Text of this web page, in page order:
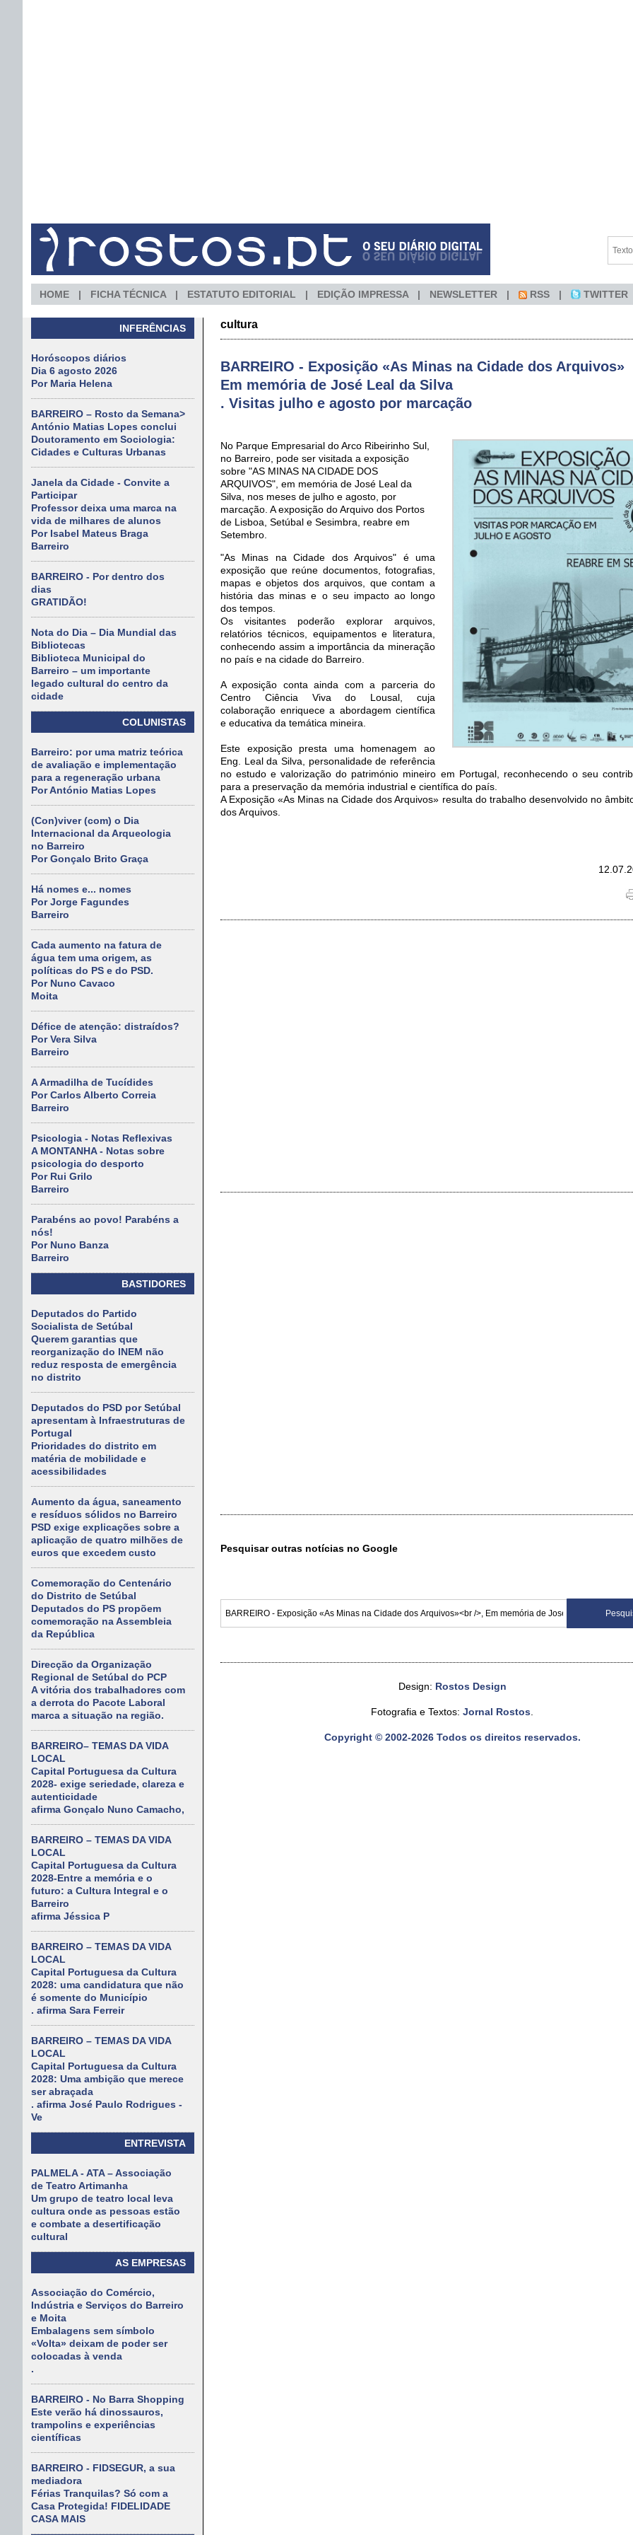
HOME FICHA TÉCNICA ESTATUTO EDITORIAL EDIÇÃO IMPRESSA NEWSLETTER RSS TWITTER
INFERÊNCIAS
Horóscopos diários
Dia 6 agosto 2026
Por Maria Helena
BARREIRO – Rosto da Semana>
António Matias Lopes conclui
Doutoramento em Sociologia:
Cidades e Culturas Urbanas
Janela da Cidade - Convite a
Participar
Professor deixa uma marca na
vida de milhares de alunos
Por Isabel Mateus Braga
Barreiro
BARREIRO - Por dentro dos
dias
GRATIDÃO!
Nota do Dia – Dia Mundial das
Bibliotecas
Biblioteca Municipal do
Barreiro – um importante
legado cultural do centro da
cidade
COLUNISTAS
Barreiro: por uma matriz teórica
de avaliação e implementação
para a regeneração urbana
Por António Matias Lopes
(Con)viver (com) o Dia
Internacional da Arqueologia
no Barreiro
Por Gonçalo Brito Graça
Há nomes e... nomes
Por Jorge Fagundes
Barreiro
Cada aumento na fatura de
água tem uma origem, as
políticas do PS e do PSD.
Por Nuno Cavaco
Moita
Défice de atenção: distraídos?
Por Vera Silva
Barreiro
A Armadilha de Tucídides
Por Carlos Alberto Correia
Barreiro
Psicologia - Notas Reflexivas
A MONTANHA - Notas sobre
psicologia do desporto
Por Rui Grilo
Barreiro
Parabéns ao povo! Parabéns a
nós!
Por Nuno Banza
Barreiro
BASTIDORES
Deputados do Partido
Socialista de Setúbal
Querem garantias que
reorganização do INEM não
reduz resposta de emergência
no distrito
Deputados do PSD por Setúbal
apresentam à Infraestruturas de
Portugal
Prioridades do distrito em
matéria de mobilidade e
acessibilidades
Aumento da água, saneamento
e resíduos sólidos no Barreiro
PSD exige explicações sobre a
aplicação de quatro milhões de
euros que excedem custo
Comemoração do Centenário
do Distrito de Setúbal
Deputados do PS propõem
comemoração na Assembleia
da República
Direcção da Organização
Regional de Setúbal do PCP
A vitória dos trabalhadores com
a derrota do Pacote Laboral
marca a situação na região.
BARREIRO– TEMAS DA VIDA
LOCAL
Capital Portuguesa da Cultura
2028- exige seriedade, clareza e
autenticidade
afirma Gonçalo Nuno Camacho,
BARREIRO – TEMAS DA VIDA
LOCAL
Capital Portuguesa da Cultura
2028-Entre a memória e o
futuro: a Cultura Integral e o
Barreiro
afirma Jéssica P
BARREIRO – TEMAS DA VIDA
LOCAL
Capital Portuguesa da Cultura
2028: uma candidatura que não
é somente do Município
. afirma Sara Ferreir
BARREIRO – TEMAS DA VIDA
LOCAL
Capital Portuguesa da Cultura
2028: Uma ambição que merece
ser abraçada
. afirma José Paulo Rodrigues -
Ve
ENTREVISTA
PALMELA - ATA – Associação
de Teatro Artimanha
Um grupo de teatro local leva
cultura onde as pessoas estão
e combate a desertificação
cultural
AS EMPRESAS
Associação do Comércio,
Indústria e Serviços do Barreiro
e Moita
Embalagens sem símbolo
«Volta» deixam de poder ser
colocadas à venda
.
BARREIRO - No Barra Shopping
Este verão há dinossauros,
trampolins e experiências
científicas
BARREIRO - FIDSEGUR, a sua
mediadora
Férias Tranquilas? Só com a
Casa Protegida! FIDELIDADE
CASA MAIS
cultura
BARREIRO - Exposição «As Minas na Cidade dos Arquivos»
Em memória de José Leal da Silva
. Visitas julho e agosto por marcação
No Parque Empresarial do Arco Ribeirinho Sul,
no Barreiro, pode ser visitada a exposição
sobre "AS MINAS NA CIDADE DOS
ARQUIVOS", em memória de José Leal da
Silva, nos meses de julho e agosto, por
marcação. A exposição do Arquivo dos Portos
de Lisboa, Setúbal e Sesimbra, reabre em
Setembro.
"As Minas na Cidade dos Arquivos" é uma
exposição que reúne documentos, fotografias,
mapas e objetos dos arquivos, que contam a
história das minas e o seu impacto ao longo
dos tempos.
Os visitantes poderão explorar arquivos,
relatórios técnicos, equipamentos e literatura,
conhecendo assim a importância da mineração
no país e na cidade do Barreiro.
A exposição conta ainda com a parceria do
Centro Ciência Viva do Lousal, cuja
colaboração enriquece a abordagem científica
e educativa da temática mineira.
Este exposição presta uma homenagem ao
Eng. Leal da Silva, personalidade de referência
no estudo e valorização do património mineiro em Portugal, reconhecendo o seu
para a preservação da memória industrial e científica do país.
A Exposição «As Minas na Cidade dos Arquivos» resulta do trabalho desenvolvido no
dos Arquivos.
Pesquisar outras notícias no Google
Design: Rostos Design
Fotografia e Textos: Jornal Rostos
Copyright © 2002-2026 Todos os direitos reservados.